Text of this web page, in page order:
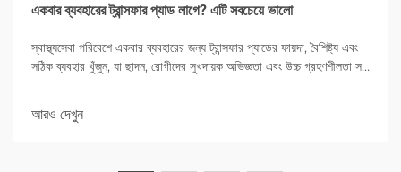
একবার ব্যবহারের ট্রান্সফার প্যাড লাগে? এটি সবচেয়ে ভালো
স্বাস্থ্যসেবা পরিবেশে একবার ব্যবহারের জন্য ট্রান্সফার প্যাডের ফায়দা, বৈশিষ্ট্য এবং
সঠিক ব্যবহার খুঁজুন, যা ছাদন, রোগীদের সুখদায়ক অভিজ্ঞতা এবং উচ্চ গ্রহণশীলতা সহ
আরও দেখুন